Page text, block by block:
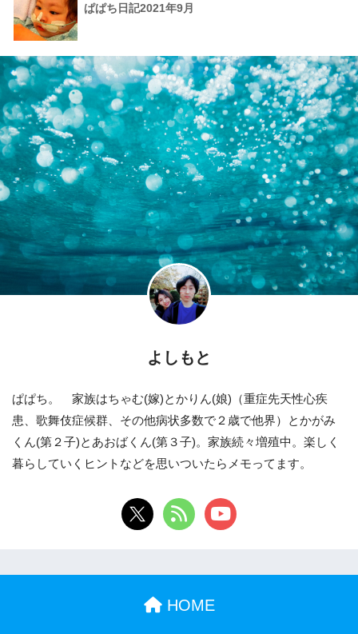
ぱぱち日記2021年9月
よしもと
ぱぱち。 家族はちゃむ(嫁)とかりん(娘)（重症先天性心疾
患、歌舞伎症候群、その他病状多数で２歳で他界）とかがみ
くん(第２子)とあおばくん(第３子)。家族続々増殖中。楽しく
暮らしていくヒントなどを思いついたらメモってます。
HOME